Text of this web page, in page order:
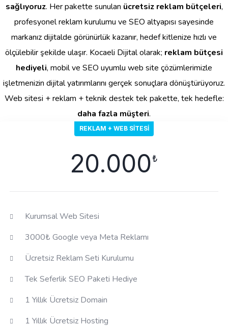
sağlıyoruz. Her pakette sunulan ücretsiz reklam bütçeleri,
profesyonel reklam kurulumu ve SEO altyapısı sayesinde
markanız dijitalde görünürlük kazanır, hedef kitlenize hızlı ve
ölçülebilir şekilde ulaşır. Kocaeli Dijital olarak; reklam bütçesi
hediyeli, mobil ve SEO uyumlu web site çözümlerimizle
işletmenizin dijital yatırımlarını gerçek sonuçlara dönüştürüyoruz.
Web sitesi + reklam + teknik destek tek pakette, tek hedefle:
daha fazla müşteri.
REKLAM + WEB SITESI
20.000₺
Kurumsal Web Sitesi
3000₺ Google veya Meta Reklamı
Ücretsiz Reklam Seti Kurulumu
Tek Seferlik SEO Paketi Hediye
1 Yıllık Ücretsiz Domain
1 Yıllık Ücretsiz Hosting